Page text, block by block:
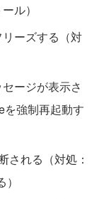
ル）
ーズする（対
ージが表示さ
強制再起動す
される（対処：